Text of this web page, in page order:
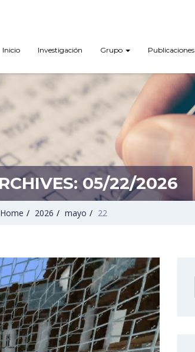
Inicio Investigación Grupo Publicaciones
05/22/2026
Home / 2026 / mayo / 22